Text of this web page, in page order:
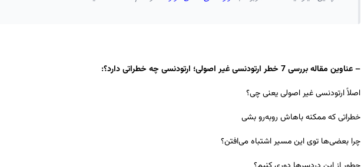
– عناوین مقاله بررسی 7 خطر ارتودنسی غیر اصولی؛ ارتودنسی چه خطراتی دارد؟:
اصلاً ارتودنسی غیر اصولی یعنی چی؟
خطراتی که ممکنه باهاش روبه‌رو بشی
چرا بعضی‌ها توی این مسیر اشتباه می‌افتن؟